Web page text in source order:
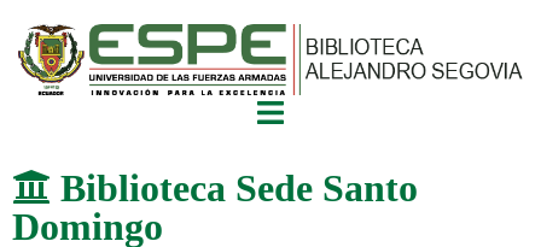
Biblioteca Sede Santo
Domingo